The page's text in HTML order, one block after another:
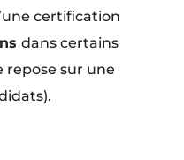
certification
dans certains
repose sur une